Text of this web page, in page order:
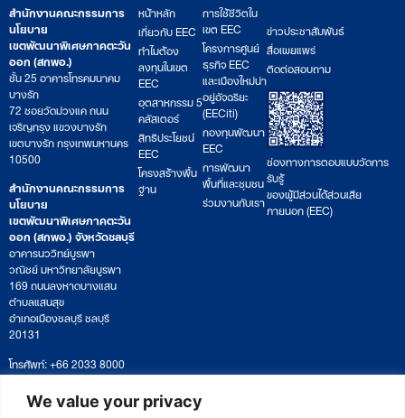
We value your privacy
สำนักงานคณะกรรมการ
นโยบาย
เขตพัฒนาพิเศษภาคตะวัน
ออก (สกพอ.)
ชั้น 25 อาคารโทรคมนาคม
บางรัก
72 ซอยวัดม่วงแค ถนน
เจริญกรุง แขวงบางรัก
เขตบางรัก กรุงเทพมหานคร
10500
สำนักงานคณะกรรมการ
นโยบาย
เขตพัฒนาพิเศษภาคตะวัน
ออก (สกพอ.) จังหวัดชลบุรี
อาคารนววิทย์บูรพา
วณิชย์ มหาวิทยาลัยบูรพา
169 ถนนลงหาดบางแสน
ตำบลแสนสุข
อำเภอเมืองชลบุรี ชลบุรี
20131
โทรศัพท์: +66 2033 8000
เวลาทำการ: จันทร์ – ศุกร์
09:00 – 17:00 น.
ติดตามหนังสือหรือยื่นเอกสาร
หน้าหลัก
เกี่ยวกับ EEC
ทำไมต้อง
ลงทุนในเขต
EEC
อุตสาหกรรม 5
คลัสเตอร์
สิทธิประโยชน์
EEC
โครงสร้างพื้น
ฐาน
การใช้ชีวิตใน
เขต EEC
โครงการศูนย์
ธุรกิจ EEC
และเมืองใหม่น่า
อยู่อัจฉริยะ
(EECiti)
กองทุนพัฒนา
EEC
การพัฒนา
พื้นที่และชุมชน
ร่วมงานกับเรา
ข่าวประชาสัมพันธ์
สื่อเผยแพร่
ติดต่อสอบถาม
ช่องทางการตอบแบบวัดการ
รับรู้
ของผู้มีส่วนได้ส่วนเสีย
ภายนอก (EEC)